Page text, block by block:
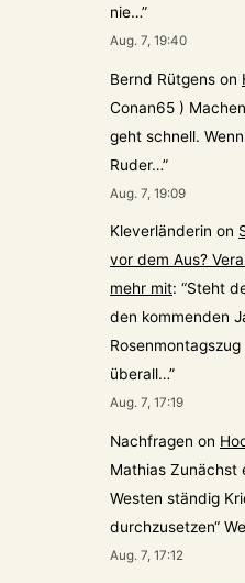
nie…”
Aug. 7, 19:40
Bernd Rütgens on
Conan65 )
geht schnell.
Ruder…”
Aug. 7, 19:09
Kleverländerin on
vor dem Aus?
mehr mit: “Steht
den kommenden
überall…”
Aug. 7, 17:19
Nachfragen on
Mathias Zunächst
Westen ständig
durchzusetzen“
Aug. 7, 17:12